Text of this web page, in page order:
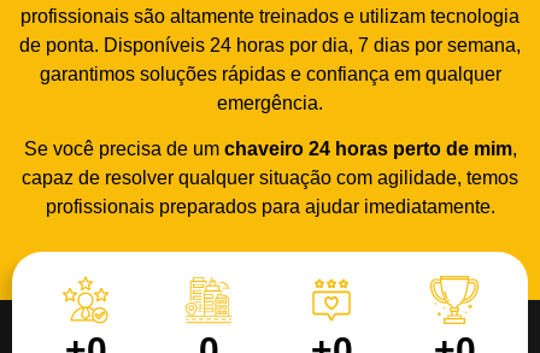
profissionais são altamente treinados e utilizam tecnologia
de ponta. Disponíveis 24 horas por dia, 7 dias por semana,
garantimos soluções rápidas e confiança em qualquer
emergência.
Se você precisa de um chaveiro 24 horasperto de mim,
capaz de resolver qualquer situação com agilidade, temos
profissionais preparados para ajudar imediatamente.